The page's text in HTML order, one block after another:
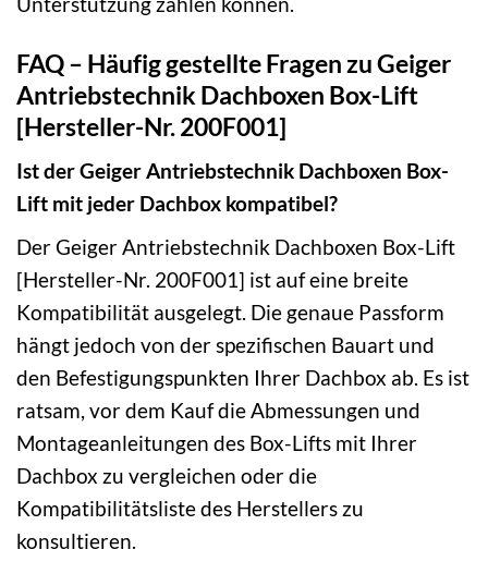
FAQ – Häufig gestellte Fragen zu Geiger
Antriebstechnik Dachboxen Box-Lift
[Hersteller-Nr. 200F001]
Ist der Geiger Antriebstechnik Dachboxen Box-
Lift mit jeder Dachbox kompatibel?
Der Geiger Antriebstechnik Dachboxen Box-Lift
[Hersteller-Nr. 200F001] ist auf eine breite
Kompatibilität ausgelegt. Die genaue Passform
hängt jedoch von der spezifischen Bauart und
den Befestigungspunkten Ihrer Dachbox ab. Es ist
ratsam, vor dem Kauf die Abmessungen und
Montageanleitungen des Box-Lifts mit Ihrer
Dachbox zu vergleichen oder die
Kompatibilitätsliste des Herstellers zu
konsultieren.